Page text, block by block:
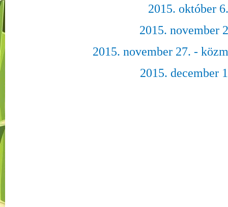
2015. október 6.
2015. november
2015. november 27. -
2015. december